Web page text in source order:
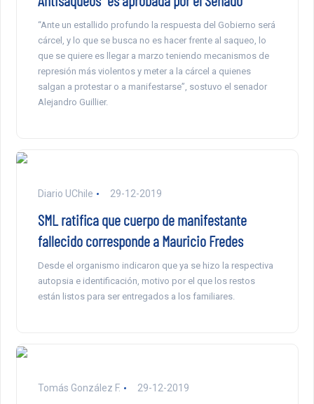
“Ante un estallido profundo la respuesta del Gobierno será
cárcel, y lo que se busca no es hacer frente al saqueo, lo
que se quiere es llegar a marzo teniendo mecanismos de
represión más violentos y meter a la cárcel a quienes
salgan a protestar o a manifestarse”, sostuvo el senador
Alejandro Guillier.
Diario UChile 29-12-2019
SML ratifica que cuerpo de manifestante
fallecido corresponde a Mauricio Fredes
Desde el organismo indicaron que ya se hizo la respectiva
autopsia e identificación, motivo por el que los restos
están listos para ser entregados a los familiares.
Tomás González F. 29-12-2019